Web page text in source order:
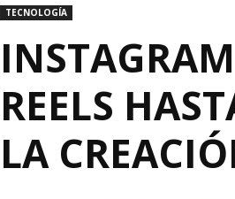
TECNOLOGÍA
REELS
LA